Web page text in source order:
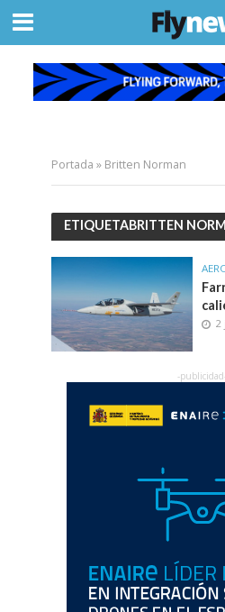
Portada » Britten Norman
ETIQUETABRITTEN
2